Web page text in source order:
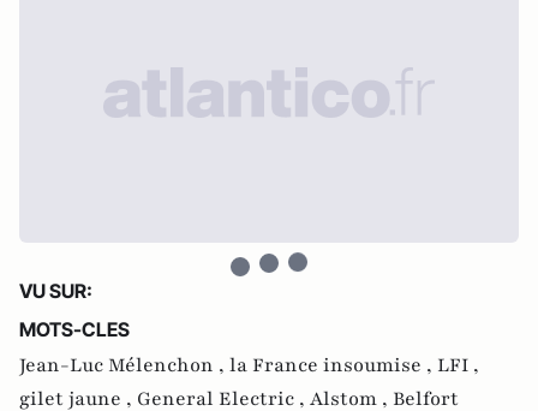
VU SUR:
MOTS-CLES
Jean-Luc Mélenchon , la France insoumise , LFI ,
gilet jaune , General Electric , Alstom , Belfort